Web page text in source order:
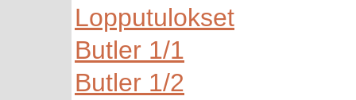
Lopputulokset
Butler 1/1
Butler 1/2